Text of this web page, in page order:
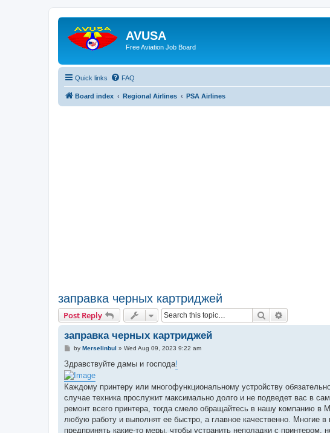
AVUSA
Free Aviation Job Board
Quick links FAQ
Board index Regional Airlines PSA Airlines
заправка черных картриджей
Post Reply Search
заправка черных картриджей
P
s
t
by Merselinbul » Wed Aug 09, 2023 9:22 am
Здравствуйте дамы и господа!
Каждому принтеру или многофункциональному устройству
случае техника прослужит максимально долго и не подведет вас в
ремонт всего принтера, тогда смело обращайтесь в нашу компанию в
любую работу и выполнят ее быстро, а главное качественно. Многие
предпринять какие-то меры, чтобы устранить неполадки с принтером,